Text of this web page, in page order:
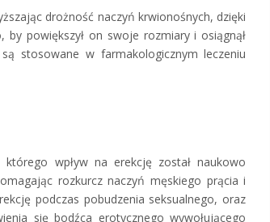
drożność naczyń krwionośnych, dzięki
by powiększył on swoje rozmiary i osiągnął
stosowane w farmakologicznym leczeniu
wpływ na erekcję został naukowo
rozkurcz naczyń męskiego prącia i
podczas pobudzenia seksualnego, oraz
się bodźca erotycznego wywołującego